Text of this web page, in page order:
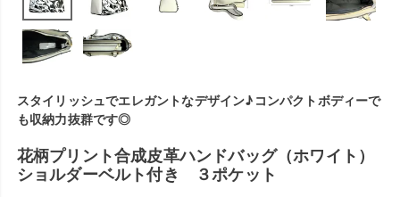
スタイリッシュでエレガントなデザイン♪コンパクトボディーで
も収納力抜群です◎
花柄プリント合成皮革ハンドバッグ（ホワイト）
ショルダーベルト付き ３ポケット